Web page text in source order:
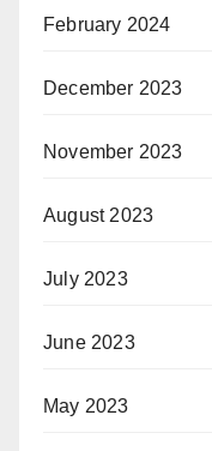
February 2024
December 2023
November 2023
August 2023
July 2023
June 2023
May 2023